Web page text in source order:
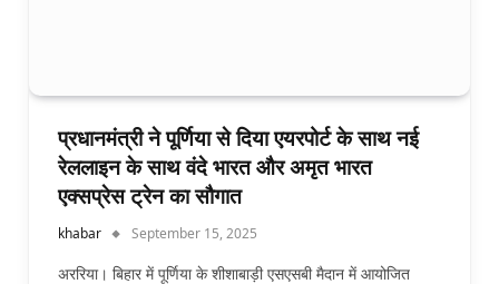
प्रधानमंत्री ने पूर्णिया से दिया एयरपोर्ट के साथ नई
रेललाइन के साथ वंदे भारत और अमृत भारत
एक्सप्रेस ट्रेन का सौगात
khabar September 15, 2025
अररिया। बिहार में पूर्णिया के शीशाबाड़ी एसएसबी मैदान में आयोजित